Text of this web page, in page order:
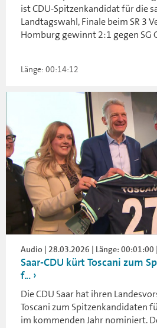
ist CDU-Spitzenkandidat für die
Landtagswahl, Finale beim SR 3
Homburg gewinnt 2:1 gegen SG
Länge: 00:14:12
Audio | 28.03.2026 | Länge: 00:01:00 |
Saar-CDU kürt Toscani zum
f...
Die CDU Saar hat ihren
Toscani zum Spitzenkandidaten
im kommenden Jahr nominiert.